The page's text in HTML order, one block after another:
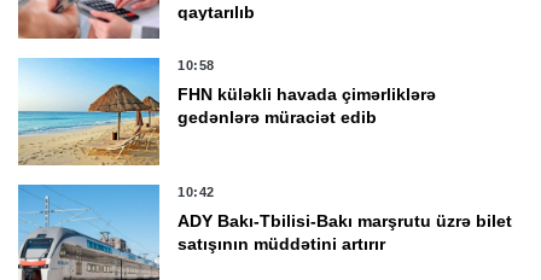
qaytarılıb
10:58
FHN küləkli havada çimərliklərə
gedənlərə müraciət edib
10:42
ADY Bakı-Tbilisi-Bakı marşrutu üzrə bilet
satışının müddətini artırır